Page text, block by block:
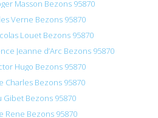
Masson Bezons 95870
Verne Bezons 95870
Louet Bezons 95870
Jeanne d’Arc Bezons 95870
Hugo Bezons 95870
Charles Bezons 95870
Bezons 95870
Rene Bezons 95870